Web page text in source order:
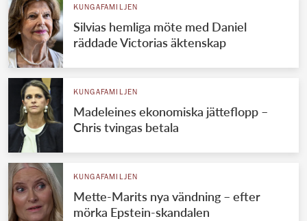
KUNGAFAMILJEN
Silvias hemliga möte med Daniel
räddade Victorias äktenskap
KUNGAFAMILJEN
Madeleines ekonomiska jätteflopp –
Chris tvingas betala
KUNGAFAMILJEN
Mette-Marits nya vändning – efter
mörka Epstein-skandalen